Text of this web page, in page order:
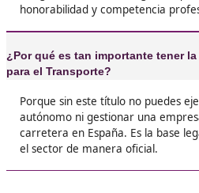
❝ Lo mejor de
puedo moverme por

Marcelo, G.T.
No voy a mentir, hay
apruebas es una